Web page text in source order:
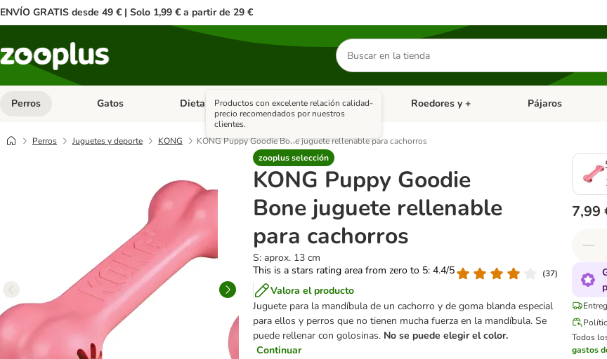
ENVÍO GRATIS desde 49 € | Solo 1,99 € a partir de 29 €
Buscar
productos
Perros Menú de categoria abierto: Perros
Gatos Menú de categoria abierto: Gatos
Dieta Vet. Menú de categoria abierto: Dieta Vet.
Antiparasitarios Menú de categoria abierto: Antiparasitarios
Roedores y + Menú de categoria
Pájaros
Perros Juguetes y deporte KONG
KONG Puppy Goodie Bone juguete rellenable para cachorros
zooplus selección
Productos con excelente relación calidad-
precio recomendados por nuestros
clientes.
KONG Puppy Goodie
Bone juguete rellenable
para cachorros
S: aprox. 13 cm
This is a stars rating area from zero to 5: 4.4/5
(37)
Valora el producto
Juguete para la mandíbula de un cachorro y de goma blanda especial
para ellos y perros que no tienen mucha fuerza en la mandíbula. Se
puede rellenar con golosinas. No se puede elegir el color.
Continuar
7,99
Todos
gastos